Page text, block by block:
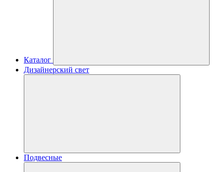
Каталог
Дизайнерский свет
Подвесные